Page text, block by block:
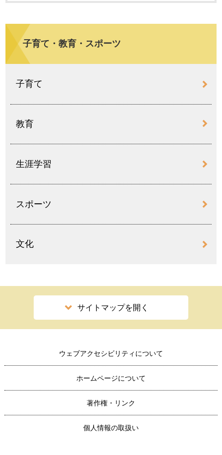
子育て・教育・スポーツ
子育て
教育
生涯学習
スポーツ
文化
サイトマップを開く
ウェブアクセシビリティについて
ホームページについて
著作権・リンク
個人情報の取扱い